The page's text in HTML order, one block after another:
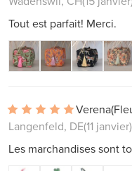
Tout est parfait! Merci.
Verena
Langenfeld, DE(11 janvier)
Les marchandises sont